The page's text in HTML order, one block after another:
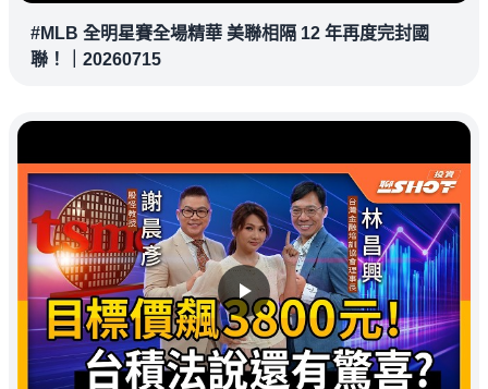
#MLB 全明星賽全場精華 美聯相隔 12 年再度完封國
聯！｜20260715